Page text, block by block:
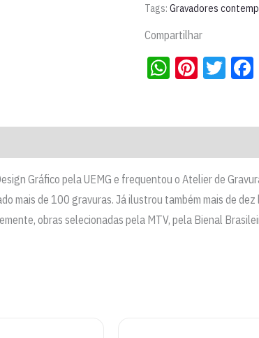
Tipográficos"
|
Matuto
Tags: Gravadores
Compartilhar
WhatsApp
Gráfico pela UEMG e frequentou o Atelier de
mais de 100 gravuras. Já ilustrou também mais de
obras selecionadas pela MTV, pela Bienal